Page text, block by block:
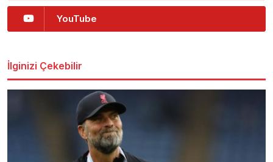
YouTube
İlginizi Çekebilir